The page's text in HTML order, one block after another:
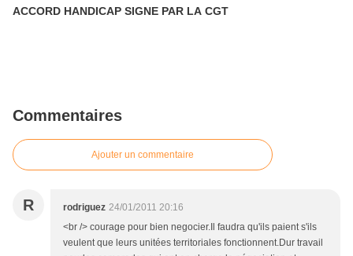
ACCORD HANDICAP SIGNE PAR LA CGT
Commentaires
Ajouter un commentaire
R rodriguez 24/01/2011 20:16
<br /> courage pour bien negocier.Il faudra qu'ils paient s'ils
veulent que leurs unitées territoriales fonctionnent.Dur travail